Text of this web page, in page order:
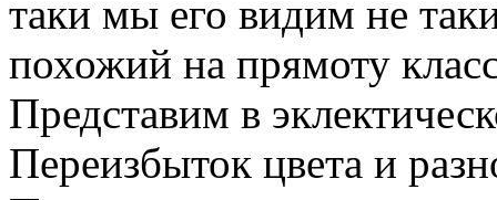
таки мы его видим не
похожий на прямоту
Представим в
Переизбыток цвета и